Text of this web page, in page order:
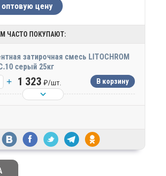
оптовую цену
ЧАСТО ПОКУПАЮТ:
затирочная смесь LITOCHROM
серый 25кг
1 323 ₽/шт.